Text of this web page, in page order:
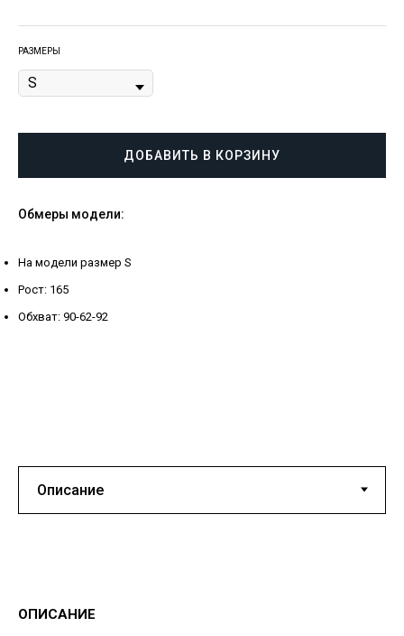
РАЗМЕРЫ
ДОБАВИТЬ В КОРЗИНУ
Обмеры модели:
На модели размер S
Рост: 165
Обхват: 90-62-92
ОПИСАНИЕ